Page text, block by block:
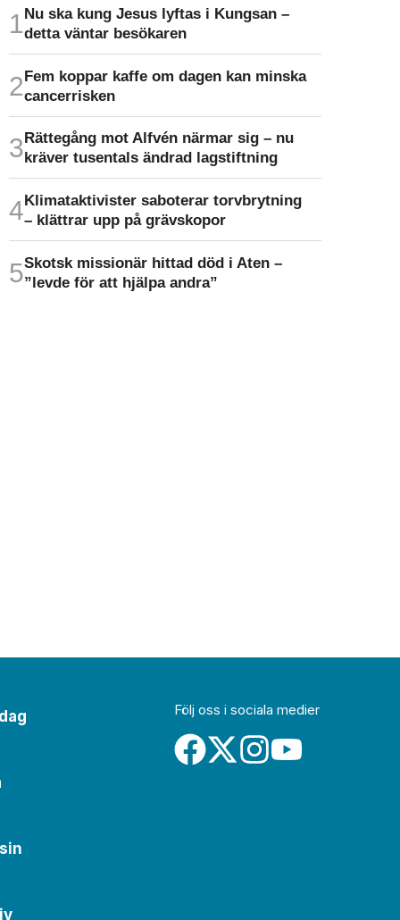
Nu ska kung Jesus lyftas i Kungsan –
detta väntar besökaren
Fem koppar kaffe om dagen kan minska
cancer­risken
Rättegång mot Alfvén närmar sig – nu
kräver tusentals ändrad lagstiftning
Klimat­aktivister saboterar torv­brytning
– klättrar upp på gräv­skopor
Skotsk missionär hittad död i Aten –
”levde för att hjälpa andra”
Följ oss i sociala medier